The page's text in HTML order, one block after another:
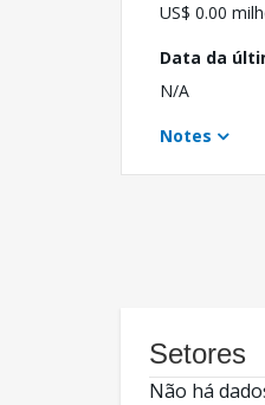
US$ 0.00
Data da
N/A
Notes
Setores
Não há